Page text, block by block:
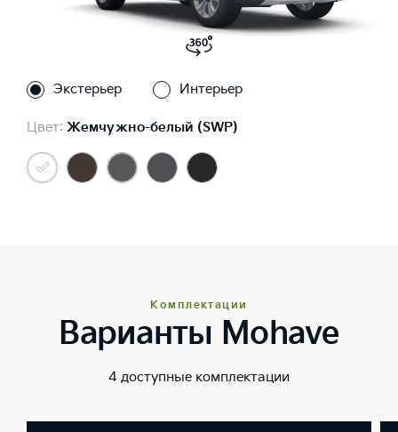
Экстерьер Интерьер
Цвет: Жемчужно-белый (SWP)
Комплектации
Варианты Mohave
4 доступные комплектации